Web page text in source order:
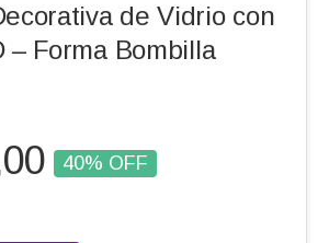
de Vidrio con
– Forma Bombilla
40% OFF